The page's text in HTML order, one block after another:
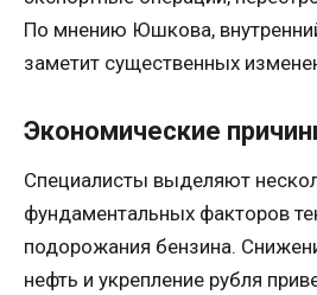
По мнению Юшкова,
заметит существенных
Экономические
Специалисты выделяют
фундаментальных факторов
подорожания бензина.
нефть и укрепление рубля